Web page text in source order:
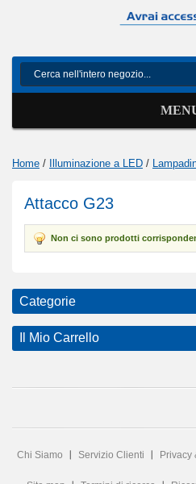
Home / Illuminazione a LED /
Attacco G23
Non ci sono prodotti
Categorie
Il Mio Carrello
Chi Siamo Servizio Clienti Privacy